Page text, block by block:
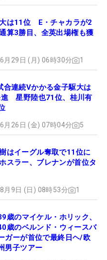
は11位 E・チャカラが2
算3勝目、全英出場権も獲
月29日 (月) 06時30分 1
合連続Vかかる金子駆大は
星野陸也71位、桂川有
月26日 (金) 07時04分 5
はイーグル奪取で11位に
スラー、ブレナンが首位タ
月9日 (日) 08時53分 1
歳のマイケル・ホリック、
歳のベルンド・ウィースバ
ガーが首位で最終日ヘ/欧
男子ツアー